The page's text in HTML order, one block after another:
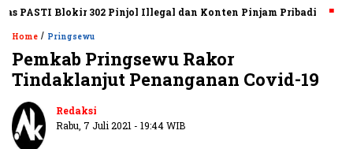
Blokir 302 Pinjol Illegal dan Konten Pinjam Pribadi
Home / Pringsewu
Pemkab Pringsewu Rakor
Tindaklanjut Penanganan Covid-19
Redaksi
Rabu, 7 Juli 2021 - 19:44 WIB